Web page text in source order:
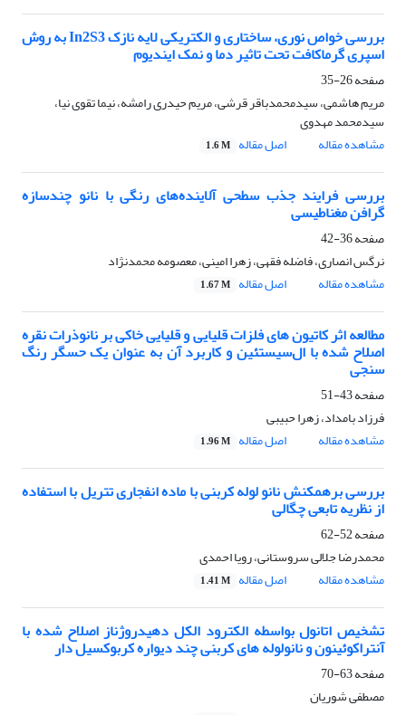
بررسی خواص نوری، ساختاری و الکتریکی لایه نازک In2S3 به روش
اسپری گرماکافت تحت تاثیر دما و نمک ایندیوم
صفحه26-35
مریم هاشمی، سیدمحمدباقر قرشی، مریم حیدری رامشه، نیما تقوی نیا،
سیدمحمد مهدوی
مشاهده مقاله
اصل مقاله 1.6 M
بررسی فرایند جذب سطحی آلاینده‌های رنگی با نانو چندسازه
گرافن مغناطیسی
صفحه36-42
نرگس انصاری، فاضله فقهی، زهرا امینی، معصومه محمدنژاد
مشاهده مقاله
اصل مقاله 1.67 M
مطالعه اثر کاتیون های فلزات قلیایی و قلیایی خاکی بر نانوذرات نقره
اصلاح شده با ال‌سیستئین و کاربرد آن به عنوان یک حسگر رنگ
سنجی
صفحه43-51
فرزاد بامداد، زهرا حبیبی
مشاهده مقاله
اصل مقاله 1.96 M
بررسی برهمکنش نانو لوله کربنی با ماده انفجاری تتریل با استفاده
از نظریه تابعی چگالی
صفحه52-62
محمدرضا جلالی سروستانی، رویا احمدی
مشاهده مقاله
اصل مقاله 1.41 M
تشخیص اتانول بواسطه الکترود الکل دهیدروژناز اصلاح شده با
آنتراکوئینون و نانولوله های کربنی چند دیواره کربوکسیل دار
صفحه63-70
مصطفی شوریان